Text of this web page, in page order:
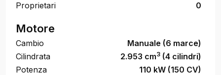
Proprietari
0
Motore
Cambio
Manuale (6 marce)
Cilindrata
2.953 cm3 (4 cilindri)
Potenza
110 kW (150 CV)